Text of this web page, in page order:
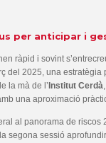
per anticipar i
ràpid i sovint
del 2025, una
la mà de l’ Institut Cerdà
una aproximació
al panorama de riscos
segona sessió